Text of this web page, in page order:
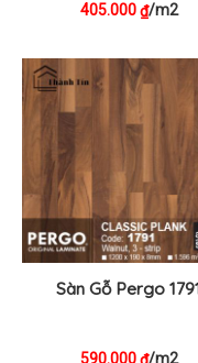
405.000₫/m2
Sàn Gỗ Pergo
590.000 /m2